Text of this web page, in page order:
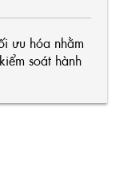
ưu hóa nhằm
soát hành